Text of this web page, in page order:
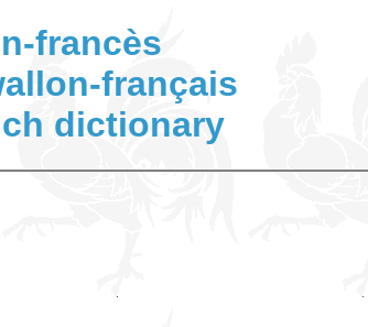
francès
français
dictionary